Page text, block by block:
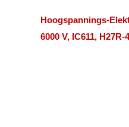
Hoogspannings-
6000 V, IC611,